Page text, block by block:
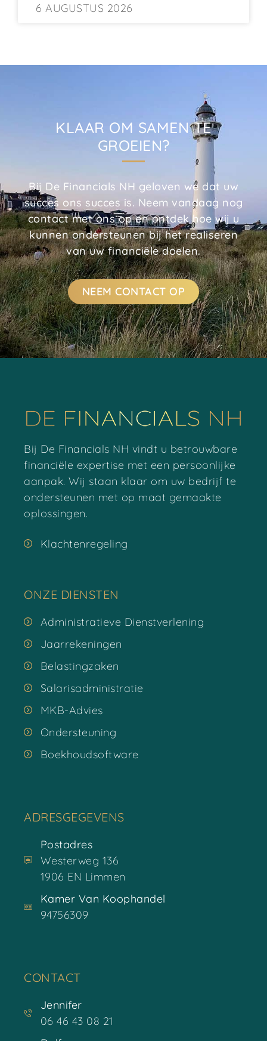
6 AUGUSTUS 2026
KLAAR OM SAMEN TE
GROEIEN?
Bij De Financials NH geloven we dat uw
succes ons succes is. Neem vandaag nog
contact met ons op en ontdek hoe wij u
kunnen ondersteunen bij het realiseren
van uw financiële doelen.
NEEM CONTACT OP
Bij De Financials NH vindt u betrouwbare
financiële expertise met een persoonlijke
aanpak. Wij staan klaar om uw bedrijf te
ondersteunen met op maat gemaakte
oplossingen.
Klachtenregeling
ONZE DIENSTEN
Administratieve Dienstverlening
Jaarrekeningen
Belastingzaken
Salarisadministratie
MKB-Advies
Ondersteuning
Boekhoudsoftware
ADRESGEGEVENS
Postadres
Westerweg 136
1906 EN Limmen
Kamer Van Koophandel
94756309
CONTACT
Jennifer
06 46 43 08 21